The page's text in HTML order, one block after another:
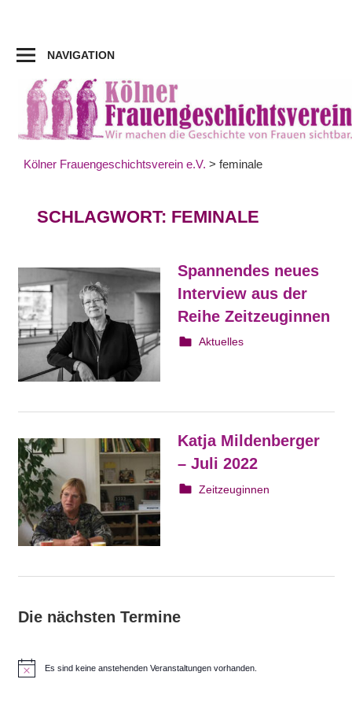
springen
NAVIGATION
Kölner Frauengeschichtsverein e.V. > feminale
SCHLAGWORT: FEMINALE
Spannendes neues
Interview aus der
Reihe Zeitzeuginnen
29. April 2025
Irene Franken
Aktuelles
Katja Mildenberger
– Juli 2022
20. Juli 2022
webmam
Zeitzeuginnen
Die nächsten Termine
Es sind keine anstehenden Veranstaltungen vorhanden.